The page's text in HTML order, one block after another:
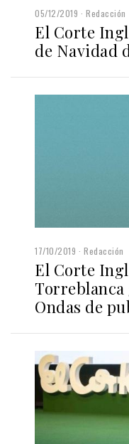
05/12/2019 Redacción
El Corte
de Navidad
17/10/2019 Redacción
El Corte
Torreblanca
Ondas de